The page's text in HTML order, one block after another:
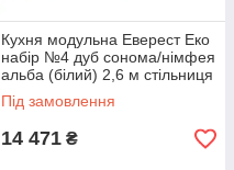
Кухня модульна Еверест Еко
набір №4 дуб сонома/німфея
альба (білий) 2,6 м стільниця
Скай (DTM-071062)
Під замовлення
14 471 ₴